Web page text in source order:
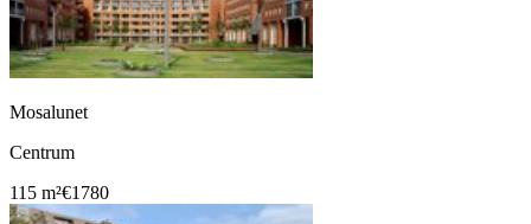
Mosalunet
Centrum
115 m²€1780